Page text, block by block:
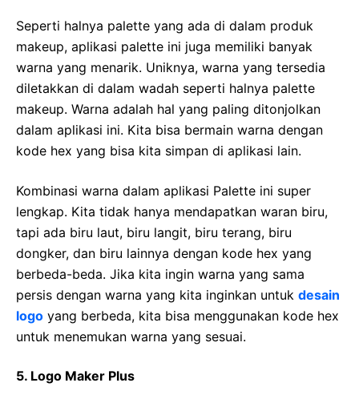
Seperti halnya palette yang ada di dalam produk
makeup, aplikasi palette ini juga memiliki banyak
warna yang menarik. Uniknya, warna yang tersedia
diletakkan di dalam wadah seperti halnya palette
makeup. Warna adalah hal yang paling ditonjolkan
dalam aplikasi ini. Kita bisa bermain warna dengan
kode hex yang bisa kita simpan di aplikasi lain.
Kombinasi warna dalam aplikasi Palette ini super
lengkap. Kita tidak hanya mendapatkan waran biru,
tapi ada biru laut, biru langit, biru terang, biru
dongker, dan biru lainnya dengan kode hex yang
berbeda-beda. Jika kita ingin warna yang sama
persis dengan warna yang kita inginkan untuk desain
logo yang berbeda, kita bisa menggunakan kode hex
untuk menemukan warna yang sesuai.
5. Logo Maker Plus